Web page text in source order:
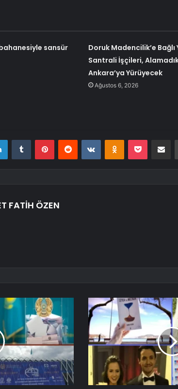
sansür
Doruk Madencilik’e Bağlı
Santrali İşçileri,
Ankara’ya Yürüyecek
Ağustos 6, 2026
LinkedInTumblr PinterestReddit VKontakteOdnoklassniki
Pocket E-
FATİH ÖZEN